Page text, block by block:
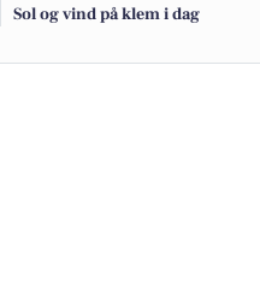
Sol og vind på klem i dag